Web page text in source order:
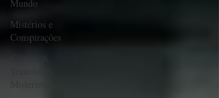
Mundo
Mistérios e
Conspirações
Ciência &